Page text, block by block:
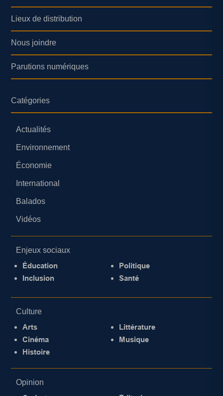
Lieux de distribution
Nous joindre
Parutions numériques
Catégories
Actualités
Environnement
Économie
International
Balados
Vidéos
Enjeux sociaux
Éducation
Inclusion
Politique
Santé
Culture
Arts
Cinéma
Histoire
Littérature
Musique
Opinion